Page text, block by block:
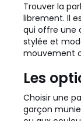
Trouver la
librement. Il
qui offre une
stylée et
mouvement
Les
Choisir une
garçon